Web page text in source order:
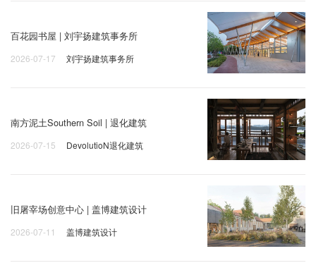
百花园书屋 | 刘宇扬建筑事务所
2026-07-17 刘宇扬建筑事务所
南方泥土Southern Soil | 退化建筑
2026-07-15 DevolutioN退化建筑
旧屠宰场创意中心 | 盖博建筑设计
2026-07-11 盖博建筑设计